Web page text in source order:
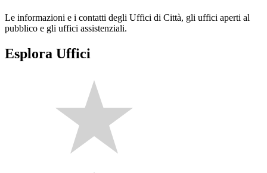
Le informazioni e i contatti degli Uffici di Città, gli uffici aperti al
pubblico e gli uffici assistenziali.
Esplora Uffici